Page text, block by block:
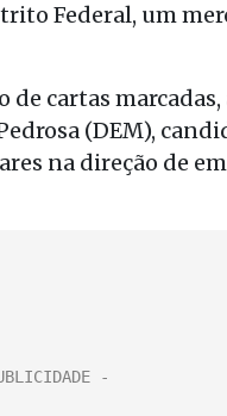
Federal, um
cartas
(DEM),
na direção de